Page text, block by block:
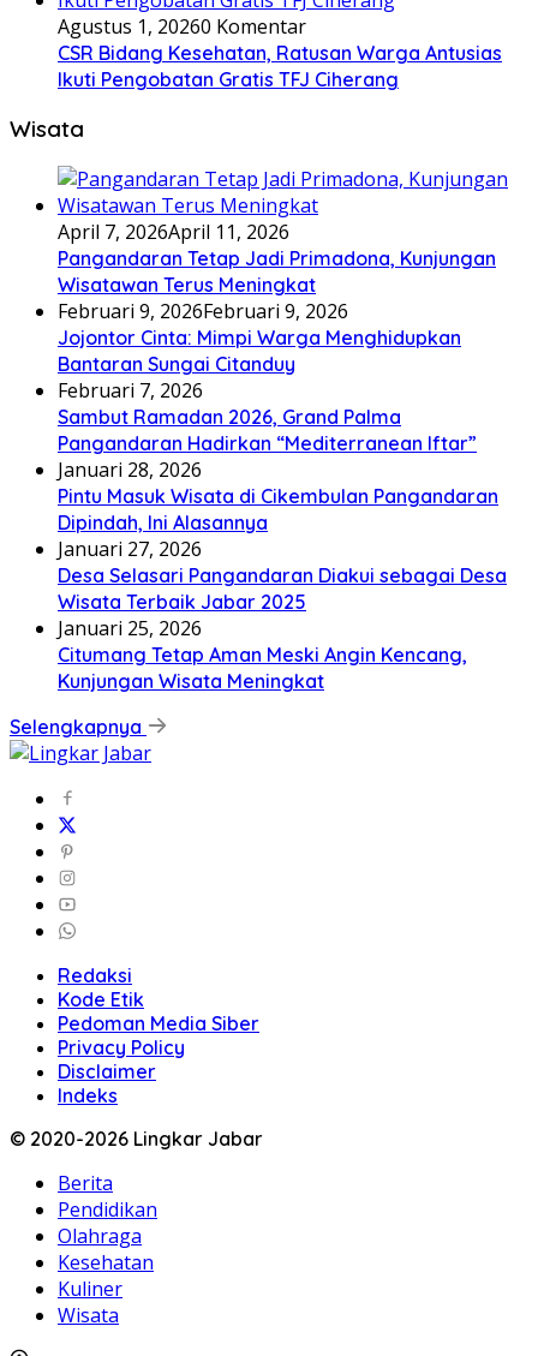
Agustus 1, 20260 Komentar
CSR Bidang Kesehatan, Ratusan Warga Antusias
Ikuti Pengobatan Gratis TFJ Ciherang
Wisata
April 7, 2026April 11, 2026
Pangandaran Tetap Jadi Primadona, Kunjungan
Wisatawan Terus Meningkat
Februari 9, 2026Februari 9, 2026
Jojontor Cinta: Mimpi Warga Menghidupkan
Bantaran Sungai Citanduy
Februari 7, 2026
Sambut Ramadan 2026, Grand Palma
Pangandaran Hadirkan “Mediterranean Iftar”
Januari 28, 2026
Pintu Masuk Wisata di Cikembulan Pangandaran
Dipindah, Ini Alasannya
Januari 27, 2026
Desa Selasari Pangandaran Diakui sebagai Desa
Wisata Terbaik Jabar 2025
Januari 25, 2026
Citumang Tetap Aman Meski Angin Kencang,
Kunjungan Wisata Meningkat
Selengkapnya
Redaksi
Kode Etik
Pedoman Media Siber
Privacy Policy
Disclaimer
Indeks
© 2020-2026 Lingkar Jabar
Berita
Pendidikan
Olahraga
Kesehatan
Kuliner
Wisata